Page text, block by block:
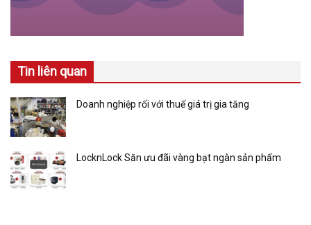
Tin liên quan
Doanh nghiệp rối với thuế giá trị gia tăng
LocknLock Săn ưu đãi vàng bạt ngàn sản phẩm